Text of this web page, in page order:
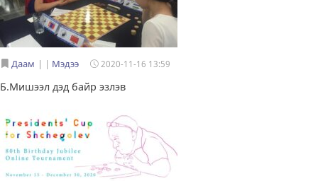
Даам | Мэдээ 2020-11-16 13:59
Б.Мишээл дэд байр эзлэв